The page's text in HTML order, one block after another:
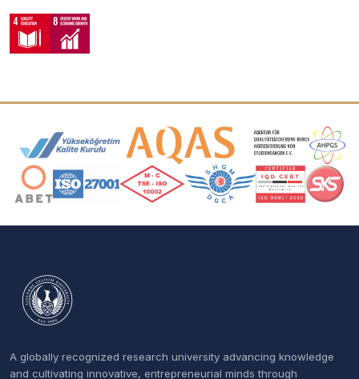
Accreditation and Membership Logos
A globally recognized research university advancing knowledge
and cultivating innovative, entrepreneurial minds through